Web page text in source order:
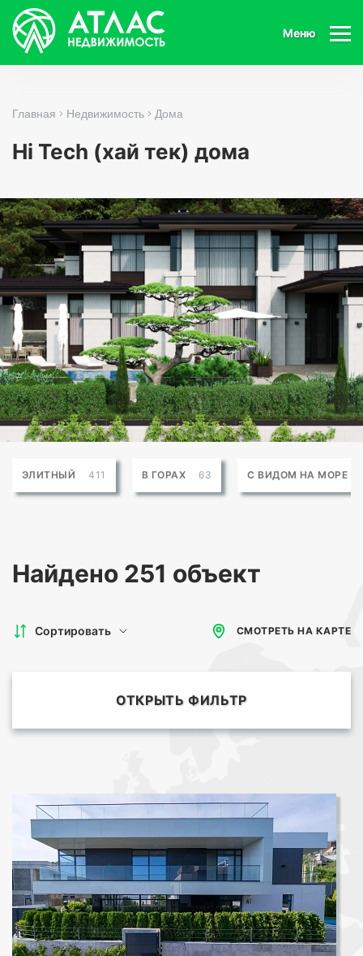
Меню
Главная Недвижимость Дома
Hi Tech (хай тек) дома
ЭЛИТНЫЙ 411 В ГОРАХ 63 С ВИДОМ НА МОРЕ
Найдено 251 объект
Сортировать СМОТРЕТЬ НА КАРТЕ
ОТКРЫТЬ ФИЛЬТР